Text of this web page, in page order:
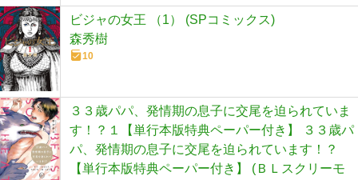
ビジャの女王 （1） (SPコミックス)
森秀樹
10
３３歳パパ、発情期の息子に交尾を迫られていま
す！？１【単行本版特典ペーパー付き】 ３３歳パ
パ、発情期の息子に交尾を迫られています！？
【単行本版特典ペーパー付き】 (ＢＬスクリーモ